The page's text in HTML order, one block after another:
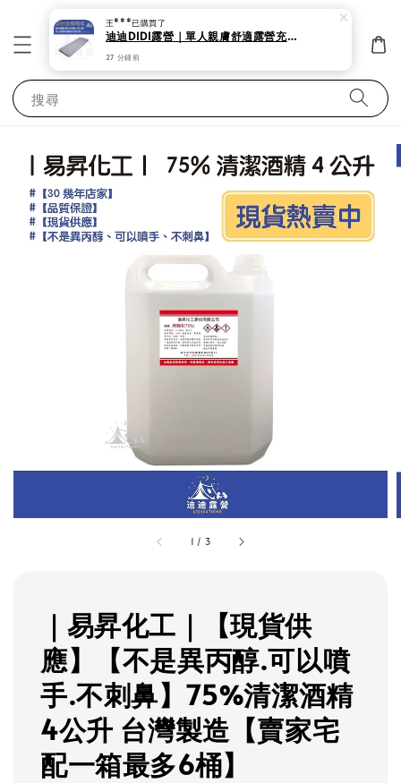
搜尋
1 / 3
｜易昇化工｜【現貨供
應】【不是異丙醇.可以噴
手.不刺鼻】75%清潔酒精
4公升 台灣製造【賣家宅
配一箱最多6桶】
王***已購買了
迪迪DIDI露營｜單人親膚舒適露營充氣床墊 (200x70x11cm) QUECHUA 設備出租 租借
27 分鐘前